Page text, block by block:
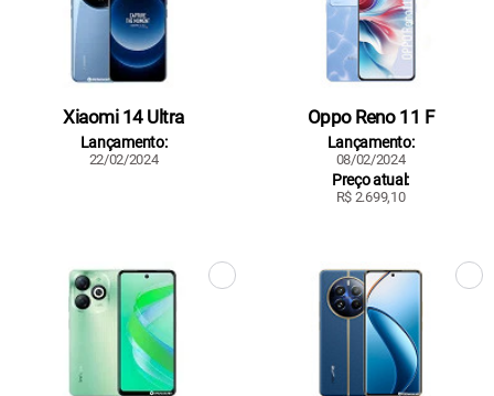
Xiaomi 14 Ultra
Lançamento:
22/02/2024
Oppo Reno 11 F
Lançamento:
08/02/2024
Preço atual:
R$ 2.699,10